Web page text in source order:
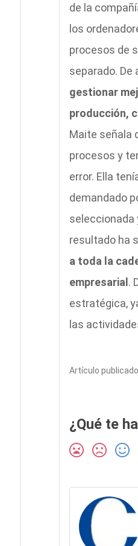
de la
los
procesos de
separado. De
gestionar
producción,
Maite señala
procesos y
error. Ella
demandado
seleccionada
resultado ha
a toda la
empresarial.
estratégica,
las
Artículo
¿Qué te